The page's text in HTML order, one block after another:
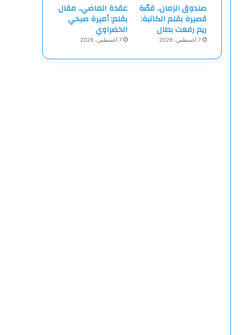
صندوق الزمان.. قصّة
قصيرة بقلم الكاتبة:
ريم رفعت بطال
7 أغسطس، 2026
عقدة الماضي.. مقال
بقلم: أميرة صبحي
الخضراوي
7 أغسطس، 2026